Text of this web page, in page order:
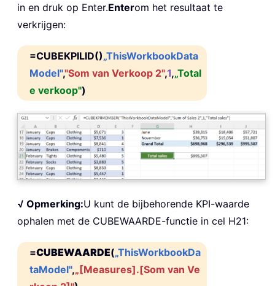
in en druk op Enter.Enterom het resultaat te
verkrijgen:
=CUBEKPILID()„ThisWorkbookData
Model","Som van Verkoop 2",1,„Total
e verkoop")
√ Opmerking:U kunt de bijbehorende KPI-waarde
ophalen met de CUBEWAARDE-functie in cel H21:
=CUBEWAARDE(„ThisWorkbookDa
taModel",„[Measures].[Som van Ve